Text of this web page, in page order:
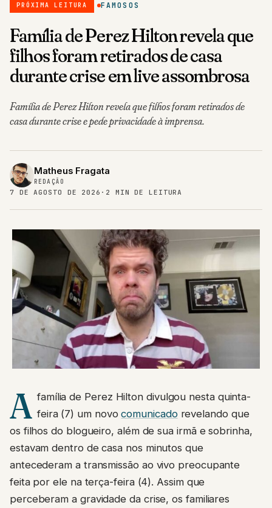
PRÓXIMA LEITURA FAMOSOS
Família de Perez Hilton revela que
filhos foram retirados de casa
durante crise em live assombrosa
Família de Perez Hilton revela que filhos foram retirados de
casa durante crise e pede privacidade à imprensa.
Matheus Fragata
REDAÇÃO
7 DE AGOSTO DE 2026 · 2 MIN DE LEITURA
A família de Perez Hilton divulgou nesta quinta-
feira (7) um novocomunicadorevelando que
os filhos do blogueiro, além de sua irmã e sobrinha,
estavam dentro de casa nos minutos que
antecederam a transmissão ao vivo preocupante
feita por ele na terça-feira (4). Assim que
perceberam a gravidade da crise, os familiares